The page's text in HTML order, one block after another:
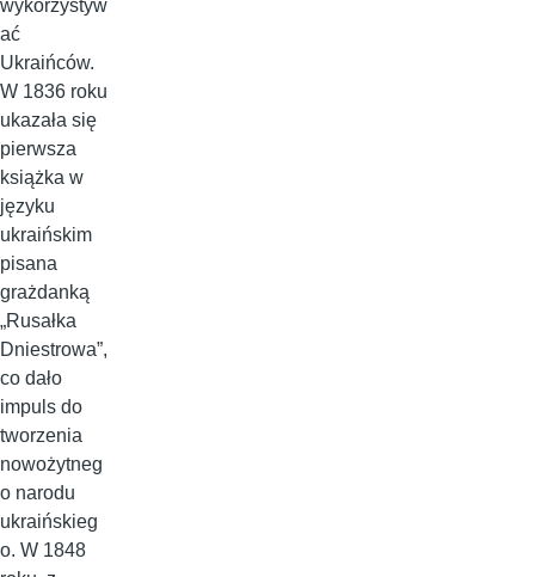
wykorzystyw
ać
Ukraińców.
W 1836 roku
ukazała się
pierwsza
książka w
języku
ukraińskim
pisana
grażdanką
„Rusałka
Dniestrowa”,
co dało
impuls do
tworzenia
nowożytneg
o narodu
ukraińskieg
o. W 1848